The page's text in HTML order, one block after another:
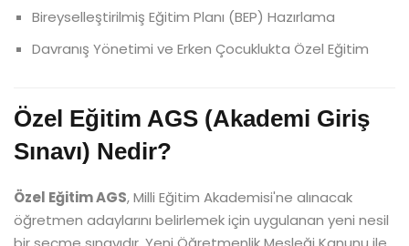
Bireyselleştirilmiş Eğitim Planı (BEP) Hazırlama
Davranış Yönetimi ve Erken Çocuklukta Özel Eğitim
Özel Eğitim AGS (Akademi Giriş
Sınavı) Nedir?
Özel Eğitim AGS, Milli Eğitim Akademisi'ne alınacak
öğretmen adaylarını belirlemek için uygulanan yeni nesil